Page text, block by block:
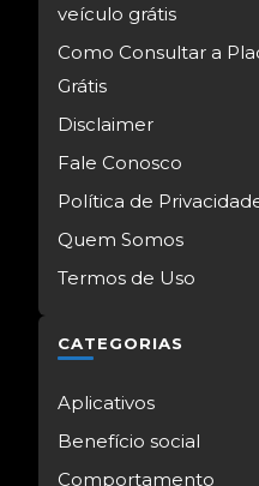
veículo grátis
Como Consultar a
Grátis
Disclaimer
Fale Conosco
Política de
Quem Somos
Termos de Uso
CATEGORIAS
Aplicativos
Benefício social
Comportamento